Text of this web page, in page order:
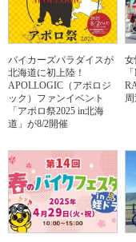
バイカーズパラダイスが
北海道に初上陸！
APOLLOGIC（アポロジ
ック）ファンイベント
「アポロ祭2025 in北海
道」が8/2開催